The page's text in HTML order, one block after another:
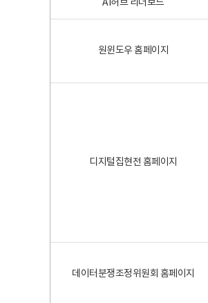
AI허브 리더보드
원윈도우 홈페이지
디지털집현전 홈페이지
데이터분쟁조정위원회 홈페이지